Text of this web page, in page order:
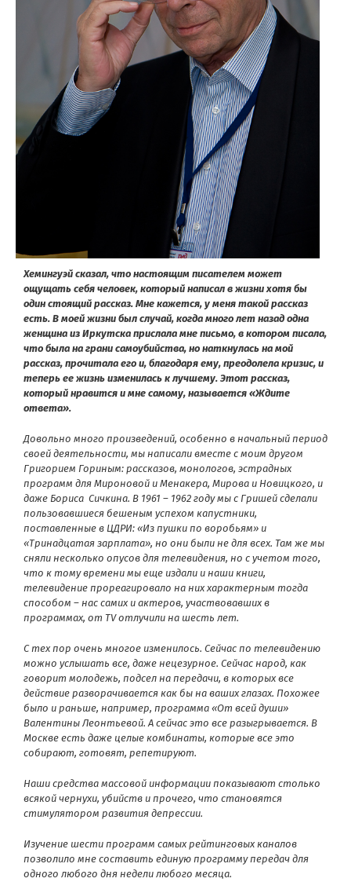
Хемингуэй сказал, что настоящим писателем может
ощущать себя человек, который написал в жизни хотя бы
один стоящий рассказ. Мне кажется, у меня такой рассказ
есть. В моей жизни был случай, когда много лет назад одна
женщина из Иркутска прислала мне письмо, в котором писала,
что была на грани самоубийства, но наткнулась на мой
рассказ, прочитала его и, благодаря ему, преодолела кризис, и
теперь ее жизнь изменилась к лучшему. Этот рассказ,
который нравится и мне самому, называется «Ждите
ответа».
Довольно много произведений, особенно в начальный период
своей деятельности, мы написали вместе с моим другом
Григорием Гориным: рассказов, монологов, эстрадных
программ для Мироновой и Менакера, Мирова и Новицкого, и
даже Бориса Сичкина. В 1961 – 1962 году мы с Гришей сделали
пользовавшиеся бешеным успехом капустники,
поставленные в ЦДРИ: «Из пушки по воробьям» и
«Тринадцатая зарплата», но они были не для всех. Там же мы
сняли несколько опусов для телевидения, но с учетом того,
что к тому времени мы еще издали и наши книги,
телевидение прореагировало на них характерным тогда
способом – нас самих и актеров, участвовавших в
программах, от TV отлучили на шесть лет.
С тех пор очень многое изменилось. Сейчас по телевидению
можно услышать все, даже нецезурное. Сейчас народ, как
говорит молодежь, подсел на передачи, в которых все
действие разворачивается как бы на ваших глазах. Похожее
было и раньше, например, программа «От всей души»
Валентины Леонтьевой. А сейчас это все разыгрывается. В
Москве есть даже целые комбинаты, которые все это
собирают, готовят, репетируют.
Наши средства массовой информации показывают столько
всякой чернухи, убийств и прочего, что становятся
стимулятором развития депрессии.
Изучение шести программ самых рейтинговых каналов
позволило мне составить единую программу передач для
одного любого дня недели любого месяца.